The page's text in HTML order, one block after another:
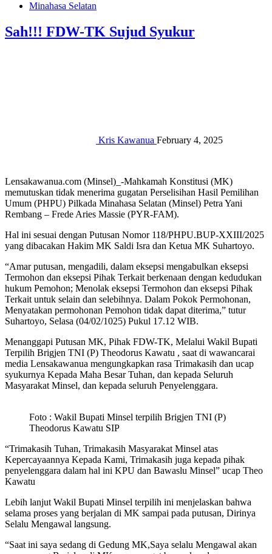
Minahasa Selatan
Sah!!! FDW-TK Sujud Syukur
Kris Kawanua February 4, 2025
Lensakawanua.com (Minsel)_-Mahkamah Konstitusi (MK)
memutuskan tidak menerima gugatan Perselisihan Hasil Pemilihan
Umum (PHPU) Pilkada Minahasa Selatan (Minsel) Petra Yani
Rembang – Frede Aries Massie (PYR-FAM).
Hal ini sesuai dengan Putusan Nomor 118/PHPU.BUP-XXIII/2025
yang dibacakan Hakim MK Saldi Isra dan Ketua MK Suhartoyo.
“Amar putusan, mengadili, dalam eksepsi mengabulkan eksepsi
Termohon dan eksepsi Pihak Terkait berkenaan dengan kedudukan
hukum Pemohon; Menolak eksepsi Termohon dan eksepsi Pihak
Terkait untuk selain dan selebihnya. Dalam Pokok Permohonan,
Menyatakan permohonan Pemohon tidak dapat diterima,” tutur
Suhartoyo, Selasa (04/02/1025) Pukul 17.12 WIB.
Menanggapi Putusan MK, Pihak FDW-TK, Melalui Wakil Bupati
Terpilih Brigjen TNI (P) Theodorus Kawatu , saat di wawancarai
media Lensakawanua mengungkapkan rasa Trimakasih dan ucap
syukurnya Kepada Maha Besar Tuhan, dan kepada Seluruh
Masyarakat Minsel, dan kepada seluruh Penyelenggara.
Foto : Wakil Bupati Minsel terpilih Brigjen TNI (P)
Theodorus Kawatu SIP
“Trimakasih Tuhan, Trimakasih Masyarakat Minsel atas
Kepercayaannya Kepada Kami, Trimakasih juga kepada pihak
penyelenggara dalam hal ini KPU dan Bawaslu Minsel” ucap Theo
Kawatu
Lebih lanjut Wakil Bupati Minsel terpilih ini menjelaskan bahwa
selama proses yang berjalan di MK sampai pada putusan, Dirinya
Selalu Mengawal langsung.
“Saat ini saya sedang di Gedung MK,Saya selalu Mengawal akan